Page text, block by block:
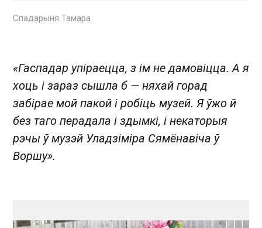
Спадарыня Тамара
«Гаспадар упіраецца, з ім не дамовіцца. А я
хоць і зараз сышла б — няхай горад
забірае мой пакой і робіць музей. Я ўжо й
без таго перадала і здымкі, і некаторыя
рэчы ў музэй Уладзіміра Сямёнавіча ў
Воршу».